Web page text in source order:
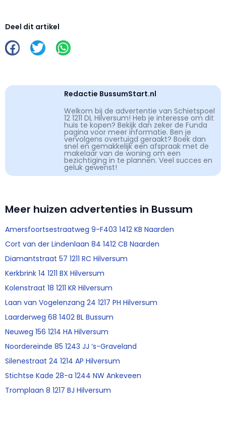
Deel dit artikel
Redactie BussumStart.nl
Welkom bij de advertentie van Schietspoel
12 1211 DL Hilversum! Heb je interesse om dit
huis te kopen? Bekijk dan zeker de Funda
pagina voor meer informatie. Ben je
vervolgens overtuigd geraakt? Boek dan
snel en gemakkelijk een afspraak met de
makelaar van de woning om een
bezichtiging in te plannen. Veel succes en
geluk gewenst!
Meer huizen advertenties in Bussum
Amersfoortsestraatweg 9-F403 1412 KB Naarden
Cort van der Lindenlaan 84 1412 CB Naarden
Diamantstraat 57 1211 RC Hilversum
Kerkbrink 14 1211 BX Hilversum
Kolenstraat 18 1211 KR Hilversum
Laan van Vogelenzang 24 1217 PH Hilversum
Laarderweg 68 1402 BL Bussum
Neuweg 156 1214 HA Hilversum
Noordereinde 85 1243 JJ ‘s-Graveland
Silenestraat 24 1214 AP Hilversum
Stichtse Kade 28-a 1244 NW Ankeveen
Tromplaan 8 1217 BJ Hilversum